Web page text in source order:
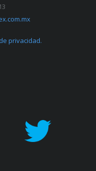
privacidad.